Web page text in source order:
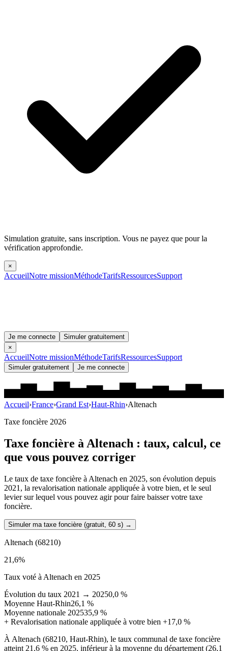
Simulation gratuite, sans inscription. Vous ne payez que pour la
vérification approfondie.
×
AccueilNotre missionMéthodeTarifsRessourcesSupport
Je me connecte
Simuler gratuitement
×
AccueilNotre missionMéthodeTarifsRessourcesSupport
Simuler gratuitement Je me connecte
Accueil›France›Grand Est›Haut-Rhin›Altenach
Taxe foncière 2026
Taxe foncière àAltenach : taux, calcul, ce
que vous pouvez corriger
Le taux de taxe foncière à Altenach en 2025, son évolution depuis
2021, la revalorisation nationale appliquée à votre bien, et le seul
levier sur lequel vous pouvez agir pour faire baisser votre taxe
foncière.
Simuler ma taxe foncière (gratuit, 60 s) →
Altenach (68210)
21,6%
Taux voté à Altenach en 2025
Évolution du taux 2021 → 20250,0 %
Moyenne Haut-Rhin26,1 %
Moyenne nationale 202535,9 %
+ Revalorisation nationale appliquée à votre bien +17,0 %
À Altenach (68210, Haut-Rhin), le taux communal de taxe foncière
atteint 21,6 % en 2025, inférieur à la moyenne du département (26,1